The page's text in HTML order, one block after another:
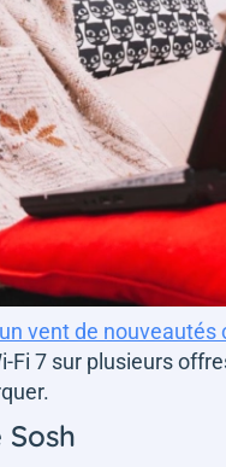
un vent de nouveautés
7 sur plusieurs